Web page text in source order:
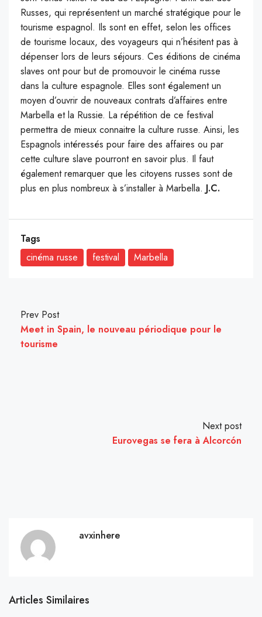
Russes, qui représentent un marché stratégique pour le
tourisme espagnol. Ils sont en effet, selon les offices
de tourisme locaux, des voyageurs qui n’hésitent pas à
dépenser lors de leurs séjours. Ces éditions de cinéma
slaves ont pour but de promouvoir le cinéma russe
dans la culture espagnole. Elles sont également un
moyen d’ouvrir de nouveaux contrats d’affaires entre
Marbella et la Russie. La répétition de ce festival
permettra de mieux connaitre la culture russe. Ainsi, les
Espagnols intéressés pour faire des affaires ou par
cette culture slave pourront en savoir plus. Il faut
également remarquer que les citoyens russes sont de
plus en plus nombreux à s’installer à Marbella. J.C.
Tags
cinéma russe
festival Marbella
Prev Post
Meet in Spain, le nouveau périodique pour le
tourisme
Next post
Eurovegas se fera à Alcorcón
avxinhere
Articles Similaires